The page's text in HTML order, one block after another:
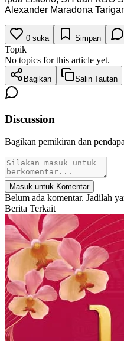
Alexander Maradona
0 suka Simpan
Topik
No topics for this article yet.
Bagikan Salin Tautan
Discussion
Bagikan pemikiran dan
Masuk untuk Komentar
Belum ada komentar. Jadilah
Berita Terkait